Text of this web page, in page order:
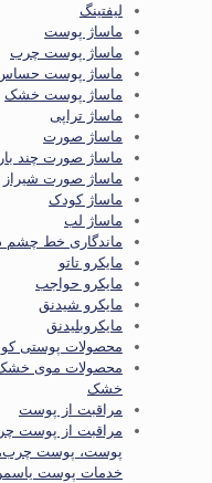
لیفتینگ
ماساژ پوست
ماساژ پوست چرب
ماساژ پوست
ماساژ پوست خشک
ماساژ تراپی
ماساژ صورت
ماساژ صورت چند
ماساژ صورت شیراز
ماساژ کودک
ماساژ لب
ماندگاری خط چشم
مایکرو تاتو
مایکرو حواجب
مایکرو شیدنق
مایکروبلیدنق
محصولات پوستی
محصولات موی
خشک
مراقبت از پوست
مراقبت از پوست
پوست، پوست چرب،
خدمات پوست